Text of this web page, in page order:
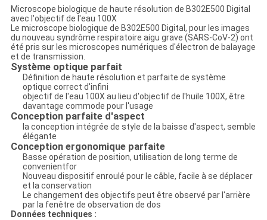
Microscope biologique de haute résolution de B302E500 Digital
avec l'objectif de l'eau 100X
Le microscope biologique de B302E500 Digital, pour les images
du nouveau syndrôme respiratoire aigu grave (SARS-CoV-2) ont
été pris sur les microscopes numériques d'électron de balayage
et de transmission.
Système optique parfait
Définition de haute résolution et parfaite de système
optique correct d'infini
objectif de l'eau 100X au lieu d'objectif de l'huile 100X, être
davantage commode pour l'usage
Conception parfaite d'aspect
la conception intégrée de style de la baisse d'aspect, semble
élégante
Conception ergonomique parfaite
Basse opération de position, utilisation de long terme de
convenientfor
Nouveau dispositif enroulé pour le câble, facile à se déplacer
et la conservation
Le changement des objectifs peut être observé par l'arrière
par la fenêtre de observation de dos
Données techniques :